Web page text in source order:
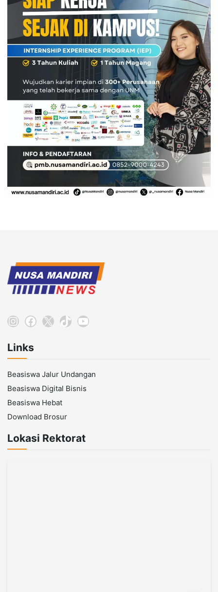
Instagram
Facebook
X TikTokYouTube
Links
Beasiswa Jalur Undangan
Beasiswa Digital Bisnis
Beasiswa Hebat
Download Brosur
Lokasi Rektorat